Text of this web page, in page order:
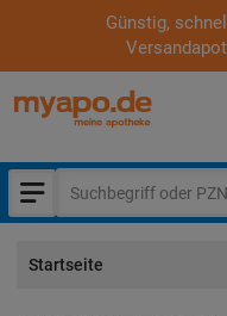
Günstig,
Startseite